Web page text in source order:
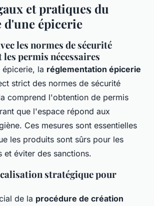
et pratiques du
d'une épicerie
les normes de sécurité
permis nécessaires
épicerie, la réglementation épicerie
strict des normes de sécurité
comprend l'obtention de permis
que l'espace répond aux
Ces mesures sont essentielles
les produits sont sûrs pour les
et éviter des sanctions.
stratégique pour
de la procédure de création